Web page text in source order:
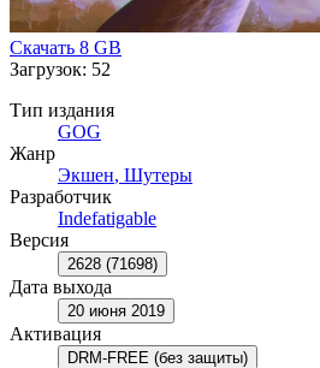
Скачать 8 GB
Загрузок: 52
Тип издания
GOG
Жанр
Экшен, Шутеры
Разработчик
Indefatigable
Версия
2628 (71698)
Дата выхода
20 июня 2019
Активация
DRM-FREE (без защиты)